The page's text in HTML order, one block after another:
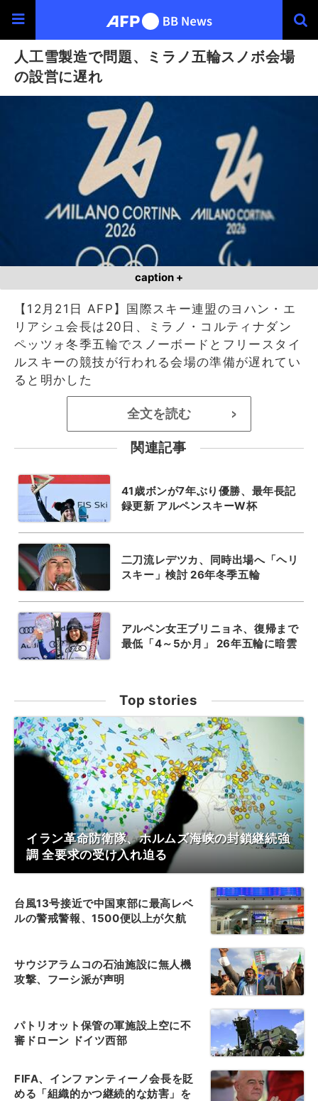
人工雪製造で問題、ミラノ五輪スノボ会場
の設営に遅れ
caption +
【12月21日 AFP】国際スキー連盟のヨハン・エ
リアシュ会長は20日、ミラノ・コルティナダン
ペッツォ冬季五輪でスノーボードとフリースタイ
ルスキーの競技が行われる会場の準備が遅れてい
ると明かした
全文を読む >
関連記事
41歳ボンが7年ぶり優勝、最年長記
録更新 アルペンスキーW杯
二刀流レデツカ、同時出場へ「ヘリ
スキー」検討 26年冬季五輪
アルペン女王ブリニョネ、復帰まで
最低「4～5か月」 26年五輪に暗雲
Top stories
イラン革命防衛隊、ホルムズ海峡の封鎖継続強
調 全要求の受け入れ迫る
台風13号接近で中国東部に最高レベ
ルの警戒警報、1500便以上が欠航
サウジアラムコの石油施設に無人機
攻撃、フーシ派が声明
パトリオット保管の軍施設上空に不
審ドローン ドイツ西部
FIFA、インファンティーノ会長を貶
める「組織的かつ継続的な妨害」を